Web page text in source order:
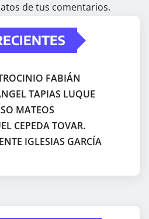
de tus comentarios.
FABIÁN
TAPIAS LUQUE
MATEOS
CEPEDA TOVAR.
IGLESIAS GARCÍA